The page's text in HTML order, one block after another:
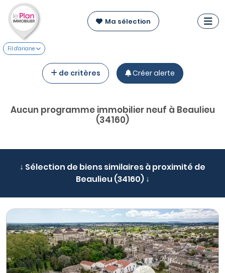
Ma sélection
Fil d'ariane
de critères Créer alerte
Aucun programme immobilier neuf à Beaulieu
(34160)
↓ Sélection de biens similaires à proximité de
Beaulieu (34160) ↓